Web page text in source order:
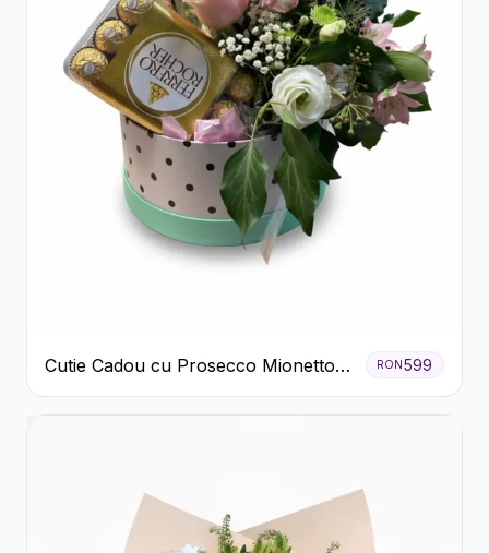
Cutie Cadou cu Prosecco Mionetto
Ferrero Rocher și Flori Pastelate
RON599